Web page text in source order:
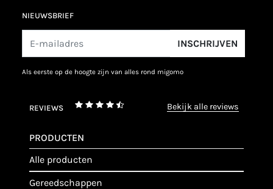
NIEUWSBRIEF
INSCHRIJVEN
als eerste op de hoogte zijn van alles rond migomo
REVIEWS bekijk alle reviews
PRODUCTEN
alle producten
gereedschappen